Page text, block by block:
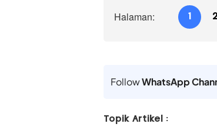
Halaman: 1 2
FollowWhatsApp
Topik Artikel :